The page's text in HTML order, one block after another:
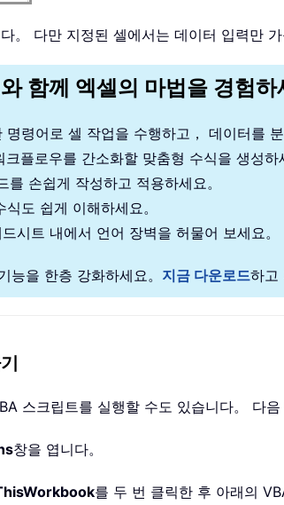
다만 지정된 셀에서는 데이터 입력만 가
함께 엑셀의 마법을 경험하
명령어로 셀 작업을 수행하고， 데이터를
크플로우를 간소화할 맞춤형 수식을 생성하
를 손쉽게 작성하고 적용하세요。
식도 쉽게 이해하세요。
드시트 내에서 언어 장벽을 허물어 보세요。
능을 한층 강화하세요。 지금 다운로드하고
스크립트를 실행할 수도 있습니다。 다음
창을 엽니다。
를 두 번 클릭한 후 아래의